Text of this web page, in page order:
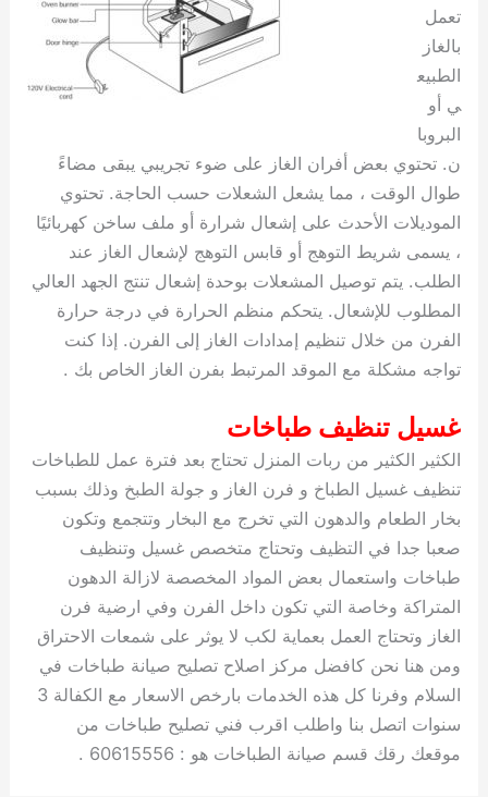
تعمل
بالغاز
الطبيع
ي أو
البروبا
ن. تحتوي بعض أفران الغاز على ضوء تجريبي يبقى مضاءً
طوال الوقت ، مما يشعل الشعلات حسب الحاجة. تحتوي
الموديلات الأحدث على إشعال شرارة أو ملف ساخن كهربائيًا
، يسمى شريط التوهج أو قابس التوهج لإشعال الغاز عند
الطلب. يتم توصيل المشعلات بوحدة إشعال تنتج الجهد العالي
المطلوب للإشعال. يتحكم منظم الحرارة في درجة حرارة
الفرن من خلال تنظيم إمدادات الغاز إلى الفرن. إذا كنت
تواجه مشكلة مع الموقد المرتبط بفرن الغاز الخاص بك .
غسيل تنظيف طباخات
الكثير الكثير من ربات المنزل تحتاج بعد فترة عمل للطباخات
تنظيف غسيل الطباخ و فرن الغاز و جولة الطبخ وذلك بسبب
بخار الطعام والدهون التي تخرج مع البخار وتتجمع وتكون
صعبا جدا في التظيف وتحتاج متخصص غسيل وتنظيف
طباخات واستعمال بعض المواد المخصصة لازالة الدهون
المتراكة وخاصة التي تكون داخل الفرن وفي ارضية فرن
الغاز وتحتاج العمل بعماية لكب لا يوثر على شمعات الاحتراق
ومن هنا نحن كافضل مركز اصلاح تصليح صيانة طباخات في
السلام وفرنا كل هذه الخدمات بارخص الاسعار مع الكفالة 3
سنوات اتصل بنا واطلب اقرب فني تصليح طباخات من
موقعك رقك قسم صيانة الطباخات هو : 60615556 .